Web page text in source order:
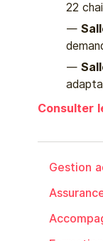
22
Consulter
Gestion